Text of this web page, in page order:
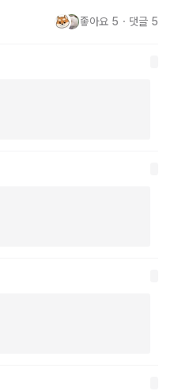
좋아요 5 ・ 댓글 5